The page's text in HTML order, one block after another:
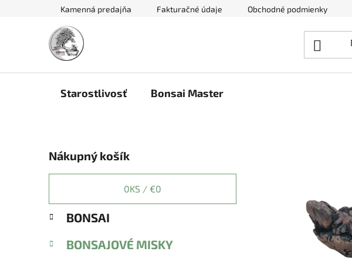
Kamenná predajňa Fakturačné údaje Obchodné podmienky
Starostlivosť Bonsai Master
o
č
ý
p
n
Nákupný košík
0KS / €0
kategórie
a
e
BONSAI
BONSAJOVÉ MISKY